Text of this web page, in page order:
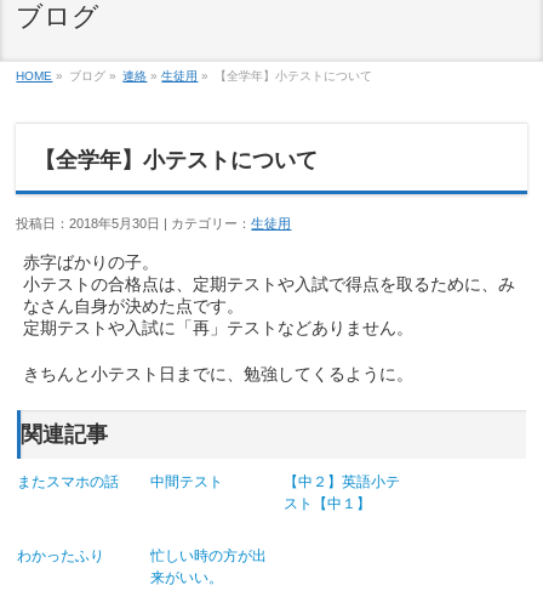
ブログ
HOME » ブログ » 連絡 »生徒用 » 【全学年】小テストについて
【全学年】小テストについて
投稿日：2018年5月30日 | カテゴリー：生徒用
赤字ばかりの子。
小テストの合格点は、定期テストや入試で得点を取るために、み
なさん自身が決めた点です。
定期テストや入試に「再」テストなどありません。
きちんと小テスト日までに、勉強してくるように。
関連記事
またスマホの話 中間テスト
【中２】英語小テ
スト【中１】
わかったふり
忙しい時の方が出
来がいい。